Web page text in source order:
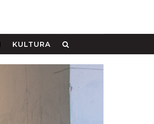
KULTURA